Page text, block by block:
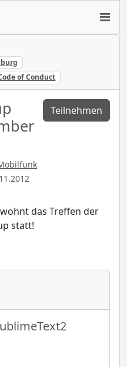
of Conduct
Teilnehmen
das Treffen der
statt!